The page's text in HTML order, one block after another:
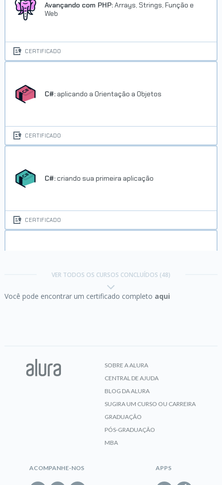
Avançando com PHP:Arrays, Strings, Função e
Web
CERTIFICADO
C#: aplicando a Orientação a Objetos
CERTIFICADO
C#: criando sua primeira aplicação
CERTIFICADO
trabalhando com a sintaxe e configuração
VER TODOS OS CURSOS CONCLUÍDOS (48)
Você pode encontrar um certificado completo aqui
SOBRE A ALURA
CENTRAL DE AJUDA
BLOG DA ALURA
SUGIRA UM CURSO OU CARREIRA
GRADUAÇÃO
PÓS-GRADUAÇÃO
MBA
ACOMPANHE-NOS APPS